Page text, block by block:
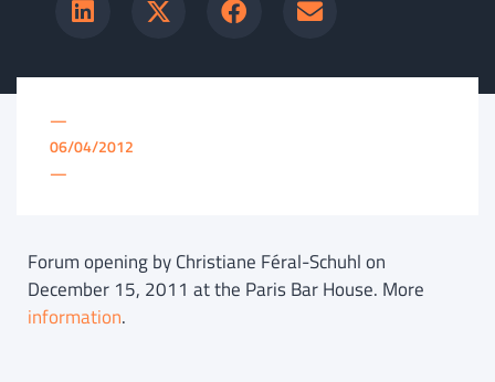
—
06/04/2012
—
Forum opening by Christiane Féral-Schuhl on
December 15, 2011 at the Paris Bar House. More
information.